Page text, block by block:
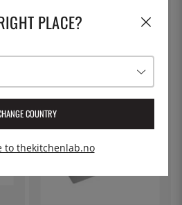
Sarah Bordkniv 237 mm - Solex
52 kr
PLACE?
COUNTRY
to thekitchenlab.no